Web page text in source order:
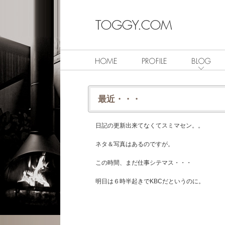
最近・・・
日記の更新出来てなくてスミマセン。。
ネタ＆写真はあるのですが。
この時間、まだ仕事シテマス・・・
明日は６時半起きでKBCだというのに。